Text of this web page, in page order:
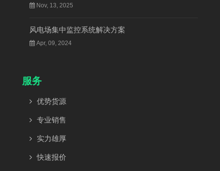
Nov, 13, 2025
风电场集中监控系统解决方案
Apr, 09, 2024
服务
优势货源
专业销售
实力雄厚
快速报价